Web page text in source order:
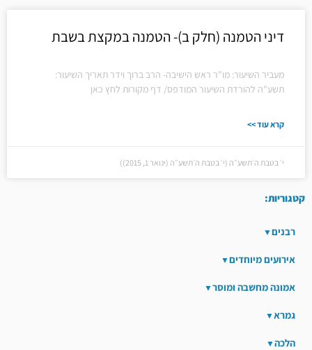
דיני הטמנה (חלק ב)- הטמנה במקצת בשבת
מעביר השיעור: מו"ר ראש הישיבה- הרב ברוך וידר תאריך השיעור:
תשע"ה להורדת השיעור המודפס/ דף מקורות לחץ כאן
קרא עוד >>
י׳ בטבת ה׳תשע״ה (י׳ בטבת ה׳תשע״ה (ינואר 1, 2015))
קטגוריות:
רבנים
אירועים מיוחדים
אמונה מחשבה ומוסר
גמרא
הלכה